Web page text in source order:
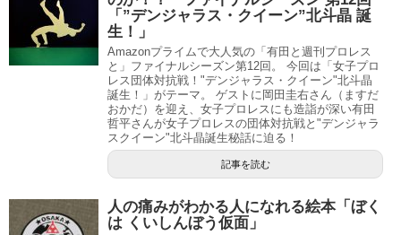
「”デンジャラス・クイーン”北斗晶 誕
生！」
Amazonプライムで大人気の「有田と週刊プロレス
と」ファイナルシーズン第12回。 今回は「女子プロ
レス団体対抗戦！"デンジャラス・クイーン"北斗晶
誕生！」がテーマ。 ゲストに岡田圭右さん（ますだ
おかだ）を迎え、女子プロレスにも造詣が深い有田
哲平さんが女子プロレスの団体対抗戦と"デンジャラ
スクイーン"北斗晶誕生秘話に迫る！
記事を読む
人の痛みがわかる人になれる絵本「ぼく
は くいしんぼう仮面」